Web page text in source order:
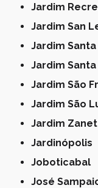
Jardim
Jardim San
Jardim
Jardim
Jardim São
Jardim São
Jardim
Jardinópolis
Joboticabal
José